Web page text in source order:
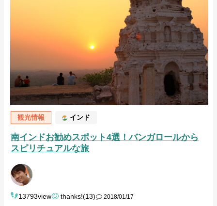
観光情報 インド
南インドお勧めスポット4選！バンガロールから
スピリチュアルな旅
13793view thanks!(13) 2018/01/17